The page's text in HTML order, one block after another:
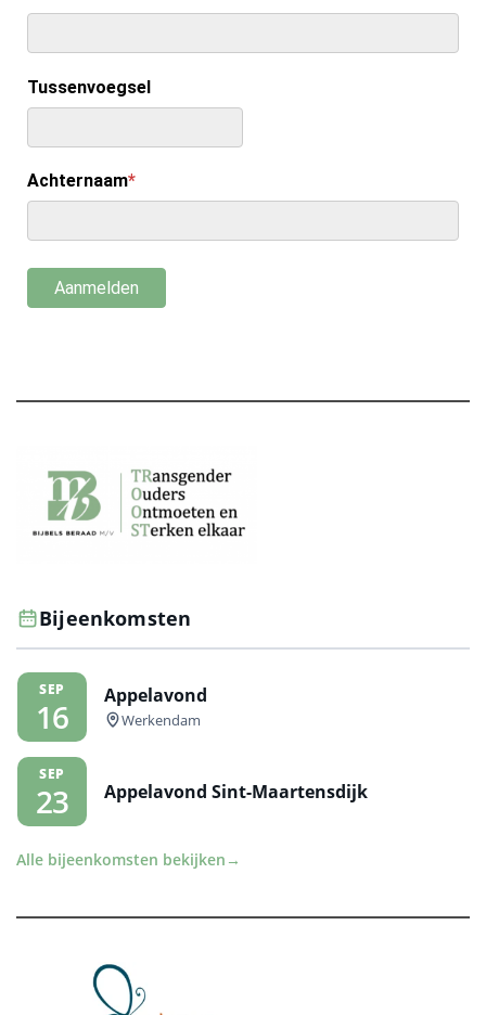
Bijeenkomsten
SEP
16
Appelavond
Werkendam
SEP
23 Appelavond Sint-Maartensdijk
Alle bijeenkomsten bekijken →